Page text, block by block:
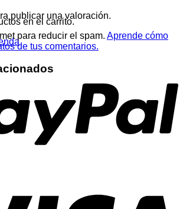
en el carrito.
publicar una valoración.
para reducir el spam. Aprende cómo
de tus comentarios.